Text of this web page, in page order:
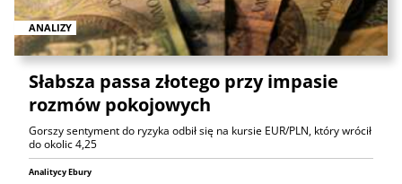
ANALIZY
Słabsza passa złotego przy impasie
rozmów pokojowych
Gorszy sentyment do ryzyka odbił się na kursie EUR/PLN, który wrócił
do okolic 4,25
Analitycy Ebury